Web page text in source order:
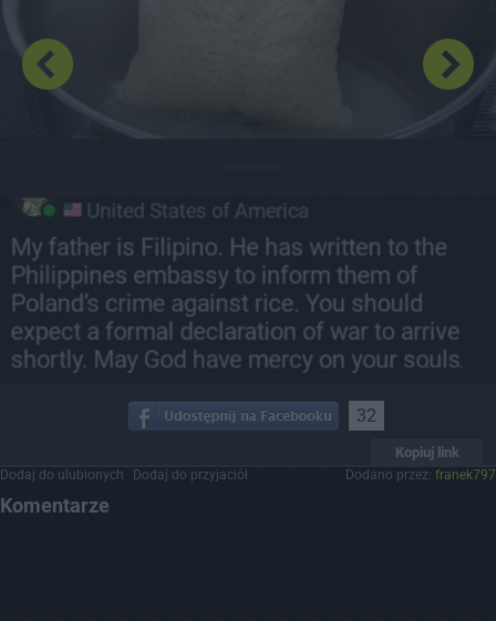
32
Kopiuj link
Dodaj do ulubionych Dodaj do przyjaciół Dodano przez: franek797
Komentarze